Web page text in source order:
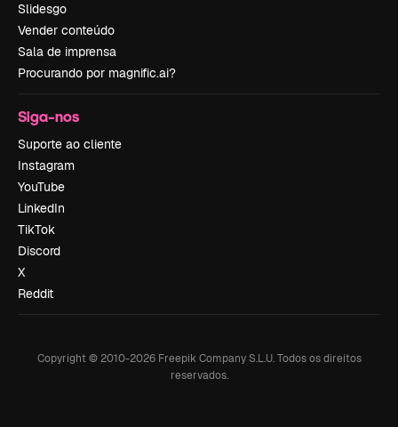
Slidesgo
Vender conteúdo
Sala de imprensa
Procurando por magnific.ai?
Siga-nos
Suporte ao cliente
Instagram
YouTube
LinkedIn
TikTok
Discord
X
Reddit
Copyright © 2010-2026Freepik Company S.L.U. Todos os direitos
reservados.